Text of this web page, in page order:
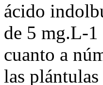
ácido
de 5 mg.L-
cuanto a
las